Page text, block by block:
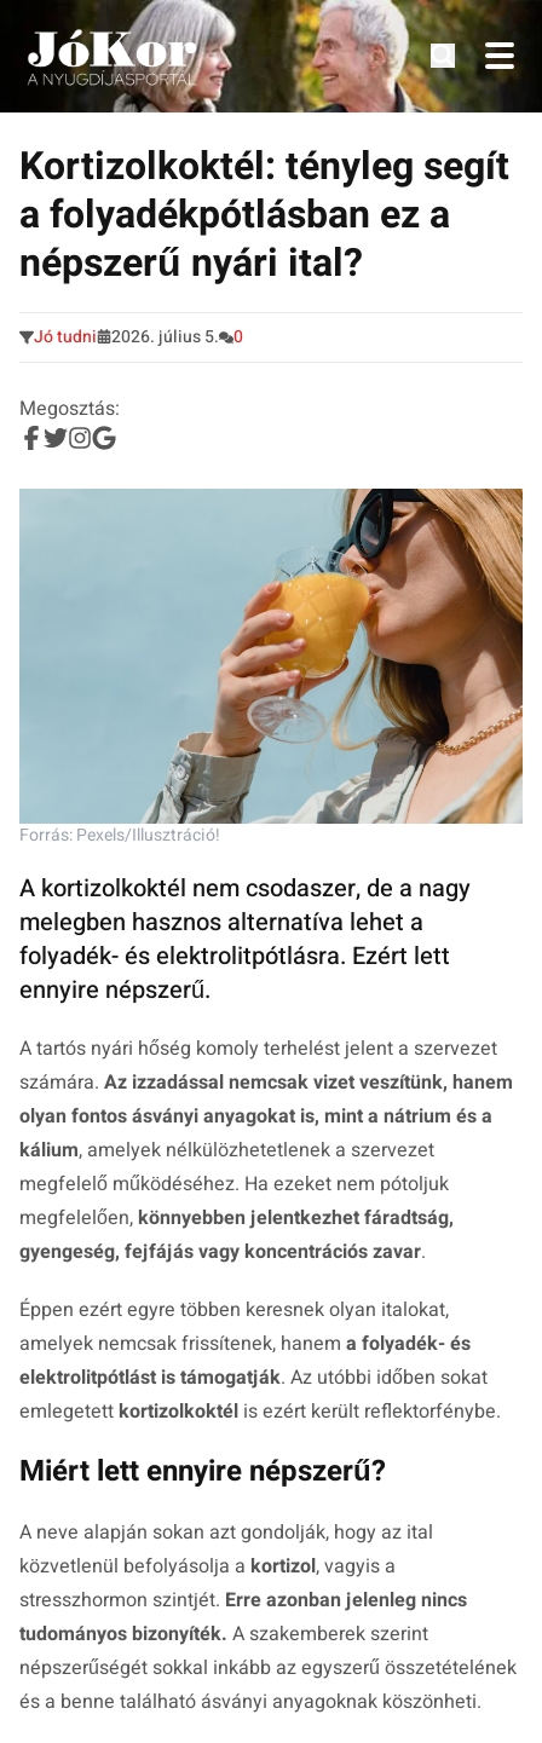
Tovább
tartalomra
Tudnivalók, érdekességek idősek számára.
Kortizolkoktél: tényleg segít
a folyadékpótlásban ez a
népszerű nyári ital?
Jó tudni 2026. július 5. 0
Megosztás:
Forrás: Pexels/Illusztráció!
A kortizolkoktél nem csodaszer, de a nagy
melegben hasznos alternatíva lehet a
folyadék- és elektrolitpótlásra. Ezért lett
ennyire népszerű.
A tartós nyári hőség komoly terhelést jelent a szervezet
számára. Az izzadással nemcsak vizet veszítünk, hanem
olyan fontos ásványi anyagokat is, mint a nátrium és a
kálium, amelyek nélkülözhetetlenek a szervezet
megfelelő működéséhez. Ha ezeket nem pótoljuk
megfelelően, könnyebben jelentkezhet fáradtság,
gyengeség, fejfájás vagy koncentrációs zavar.
Éppen ezért egyre többen keresnek olyan italokat,
amelyek nemcsak frissítenek, hanem a folyadék- és
elektrolitpótlást is támogatják. Az utóbbi időben sokat
emlegetett kortizolkoktél is ezért került reflektorfénybe.
Miért lett ennyire népszerű?
A neve alapján sokan azt gondolják, hogy az ital
közvetlenül befolyásolja a kortizol, vagyis a
stresszhormon szintjét. Erre azonban jelenleg nincs
tudományos bizonyíték. A szakemberek szerint
népszerűségét sokkal inkább az egyszerű összetételének
és a benne található ásványi anyagoknak köszönheti.